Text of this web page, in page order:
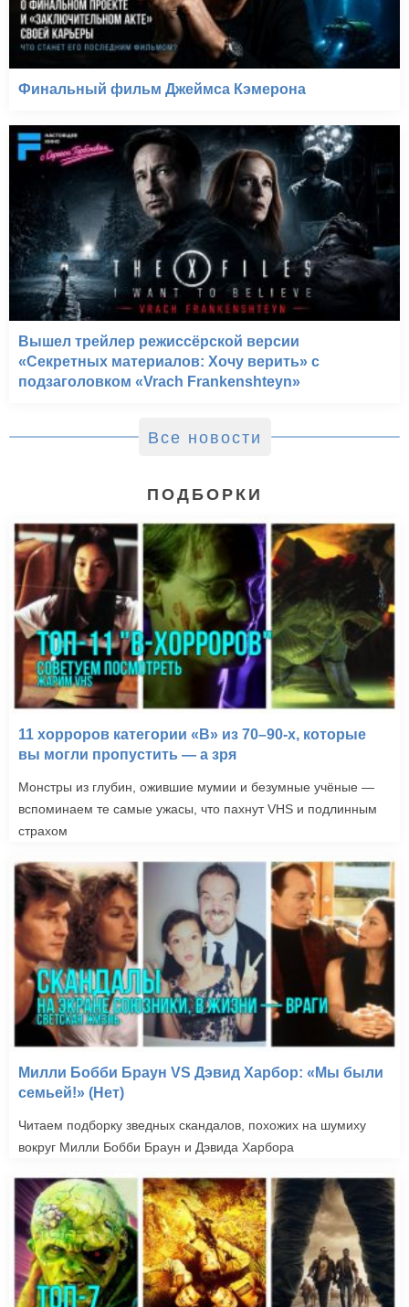
Финальный фильм Джеймса Кэмерона
Вышел трейлер режиссёрской версии
«Секретных материалов: Хочу верить» с
подзаголовком «Vrach Frankenshteyn»
Все новости
ПОДБОРКИ
11 хорроров категории «B» из 70–90-х, которые
вы могли пропустить — а зря
Монстры из глубин, ожившие мумии и безумные учёные —
вспоминаем те самые ужасы, что пахнут VHS и подлинным
страхом
Милли Бобби Браун VS Дэвид Харбор: «Мы были
семьей!» (Нет)
Читаем подборку зведных скандалов, похожих на шумиху
вокруг Милли Бобби Браун и Дэвида Харбора